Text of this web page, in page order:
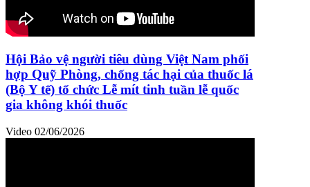
Hội Bảo vệ người tiêu dùng Việt Nam phối
hợp Quỹ Phòng, chống tác hại của thuốc lá
(Bộ Y tế) tổ chức Lễ mít tinh tuần lễ quốc
gia không khói thuốc
Video 02/06/2026